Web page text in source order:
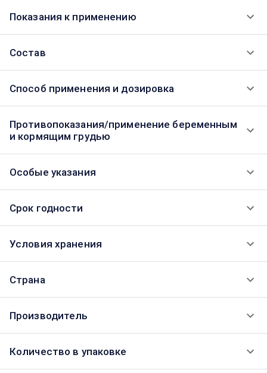
Показания к применению
Состав
Способ применения и дозировка
Противопоказания/применение беременным
и кормящим грудью
Особые указания
Срок годности
Условия хранения
Страна
Производитель
Количество в упаковке